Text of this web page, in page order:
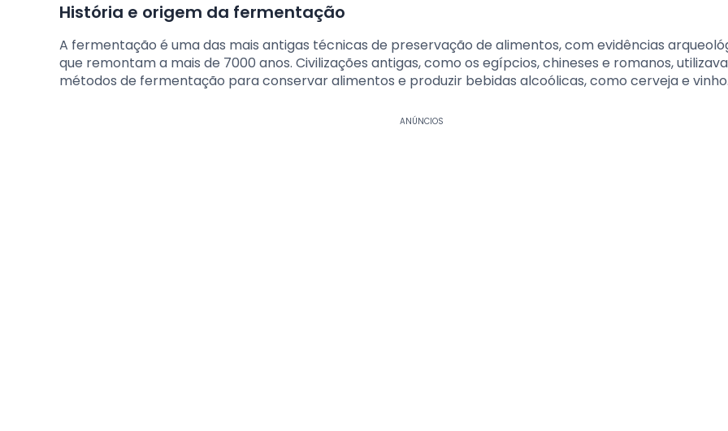
História e origem da fermentação
A fermentação é uma das mais antigas técnicas de preservação de alimentos, com evidências
que remontam a mais de 7000 anos. Civilizações antigas, como os egípcios, chineses e romanos,
métodos de fermentação para conservar alimentos e produzir bebidas alcoólicas, como cerveja e vinho.
ANÚNCIOS